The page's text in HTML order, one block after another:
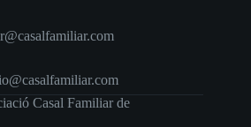
Casal Familiar de